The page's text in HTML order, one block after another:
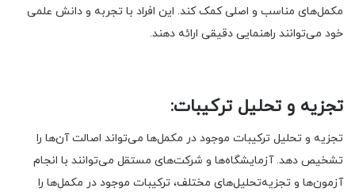
مکمل‌های مناسب و اصلی کمک کند. این افراد با تجربه و دانش علمی
خود می‌توانند راهنمایی دقیقی ارائه دهند.
تجزیه و تحلیل ترکیبات:
تجزیه و تحلیل ترکیبات موجود در مکمل‌ها می‌تواند اصالت آن‌ها را
تشخیص دهد. آزمایشگاه‌ها و شرکت‌های مستقل می‌توانند با انجام
آزمون‌ها و تجزیه‌تحلیل‌های مختلف، ترکیبات موجود در مکمل‌ها را